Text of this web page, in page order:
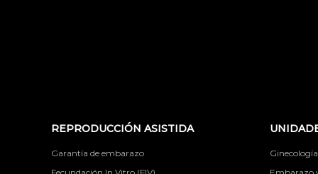
REPRODUCCIÓN ASISTIDA
Garantía de embarazo
Ginecología